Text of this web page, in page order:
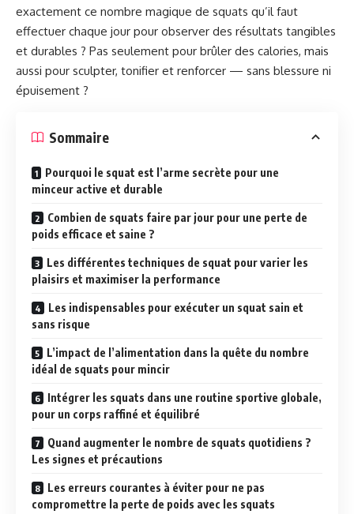
exactement ce nombre magique de squats qu’il faut
effectuer chaque jour pour observer des résultats tangibles
et durables ? Pas seulement pour brûler des calories, mais
aussi pour sculpter, tonifier et renforcer — sans blessure ni
épuisement ?
Sommaire
Pourquoi le squat est l’arme secrète pour une
minceur active et durable
Combien de squats faire par jour pour une perte de
poids efficace et saine ?
Les différentes techniques de squat pour varier les
plaisirs et maximiser la performance
Les indispensables pour exécuter un squat sain et
sans risque
L’impact de l’alimentation dans la quête du nombre
idéal de squats pour mincir
Intégrer les squats dans une routine sportive globale,
pour un corps raffiné et équilibré
Quand augmenter le nombre de squats quotidiens ?
Les signes et précautions
Les erreurs courantes à éviter pour ne pas
compromettre la perte de poids avec les squats